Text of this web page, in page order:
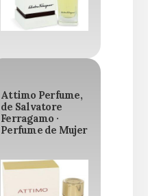
Attimo Perfume,
de Salvatore
Ferragamo ·
Perfume de Mujer